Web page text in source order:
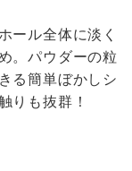
ール全体に淡く
。パウダーの粒
る簡単ぼかしシ
りも抜群！